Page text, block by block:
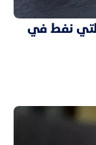
نفط في